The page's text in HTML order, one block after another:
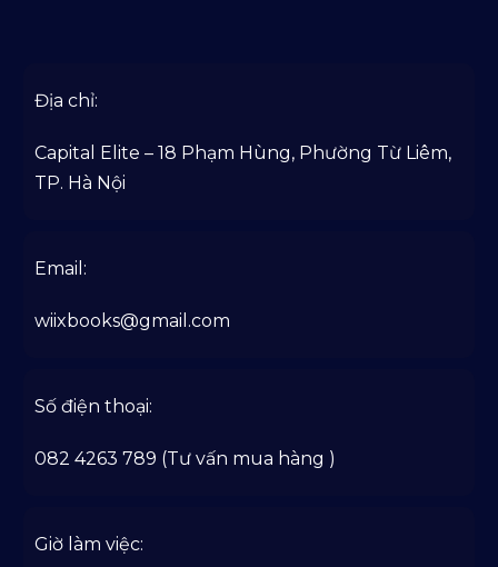
Địa chỉ:
Capital Elite – 18 Phạm Hùng, Phường Từ Liêm,
TP. Hà Nội
Email:
wiixbooks@gmail.com
Số điện thoại:
082 4263 789 (Tư vấn mua hàng )
Giờ làm việc: